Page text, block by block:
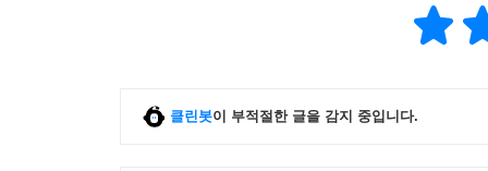
클린봇이 부적절한 글을 감지 중입니다.